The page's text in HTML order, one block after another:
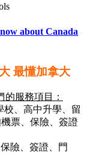
about Canada
最懂加拿大
服務項目：
、高中升學、留
票、保險、簽證
險、簽證、門